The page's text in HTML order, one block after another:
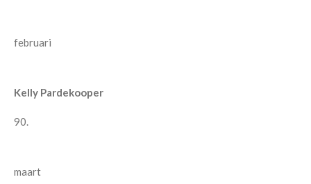
februari
Kelly Pardekooper
90.
maart